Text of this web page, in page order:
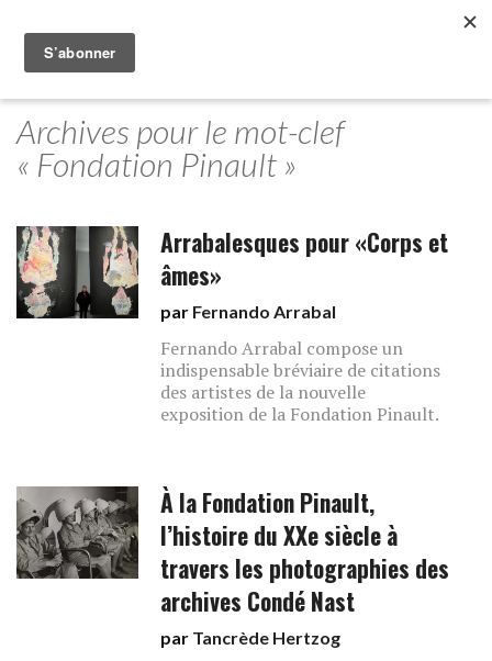
Archives pour le mot-clef
« Fondation Pinault »
Arrabalesques pour «Corps et
âmes»
par Fernando Arrabal
Fernando Arrabal compose un
indispensable bréviaire de citations
des artistes de la nouvelle
exposition de la Fondation Pinault.
À la Fondation Pinault,
l’histoire du XXe siècle à
travers les photographies des
archives Condé Nast
par Tancrède Hertzog